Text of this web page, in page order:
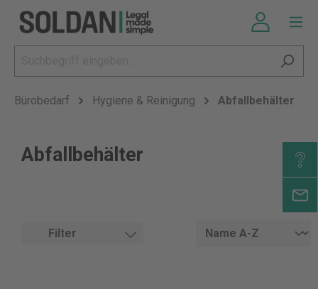
Bürobedarf Hygiene & Reinigung Abfallbehälter
Abfallbehälter
Filter